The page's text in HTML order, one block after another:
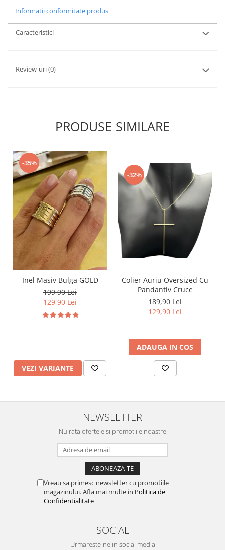
Informatii conformitate produs
Caracteristici
Review-uri(0)
PRODUSE SIMILARE
-35%
Inel Masiv Bulga GOLD
199,90 Lei
129,90 Lei
VEZI VARIANTE
-32%
Colier Auriu Oversized Cu
Pandantiv Cruce
189,90 Lei
129,90 Lei
ADAUGA IN COS
NEWSLETTER
Nu rata ofertele si promotiile noastre
Vreau sa primesc newsletter cu promotiile
magazinului. Afla mai multe in Politica de
Confidentialitate
SOCIAL
Urmareste-ne in social media